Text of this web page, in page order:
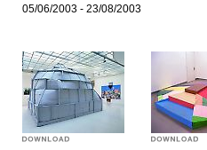
05/06/2003 - 23/08/2003